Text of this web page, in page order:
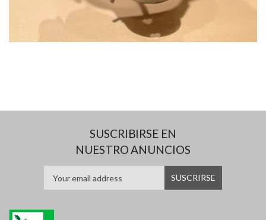
SUSCRIBIRSE EN
NUESTRO ANUNCIOS